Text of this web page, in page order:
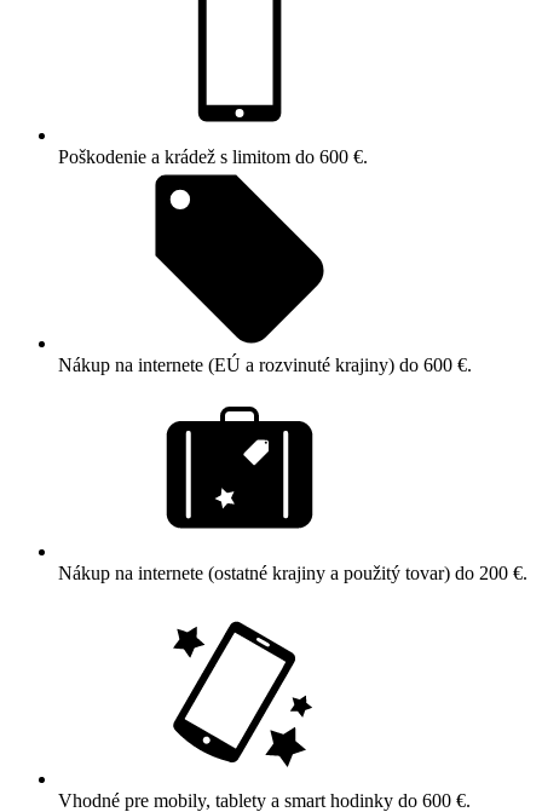
Poškodenie a krádež s limitom do 600 €.
Nákup na internete (EÚ a rozvinuté krajiny) do 600 €.
Nákup na internete (ostatné krajiny a použitý tovar) do 200 €.
Vhodné pre mobily, tablety a smart hodinky do 600 €.